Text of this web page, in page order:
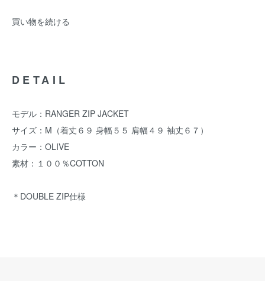
買い物を続ける
DETAIL
モデル：RANGER ZIP JACKET
サイズ：M（着丈６９ 身幅５５ 肩幅４９ 袖丈６７）
カラー：OLIVE
素材：１００％COTTON
＊DOUBLE ZIP仕様